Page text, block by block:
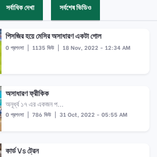
সর্বাধিক দেখা সর্বশেষ ভিডিও
পিসজির হয়ে মেসির অসাধারণ একটা গোল
0 প্রশংসা | 1135 ভিউ | 18 Nov, 2022 - 12:34 AM
অসাধারণ ফ্রীকিক
অনূর্ধ্ব ১৭ এর একজন প...
0 প্রশংসা | 786 ভিউ | 31 Oct, 2022 - 05:55 AM
কার্ড Vs ট্রেন